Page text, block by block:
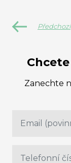
Předchozí
Zanechte